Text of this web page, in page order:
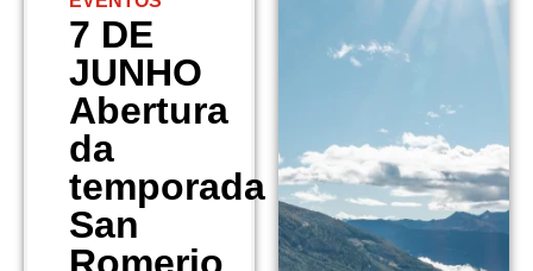
7 DE
JUNHO
Abertura
da
temporada
San
Romerio